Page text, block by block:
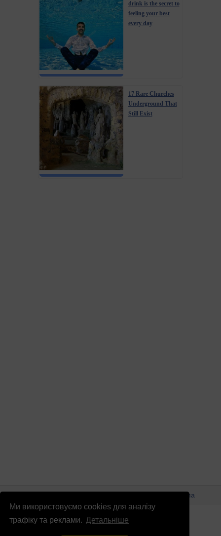
Ми використовуємо cookies для аналізу
трафіку та реклами. Детальніше
drink is the secret to
feeling your best
every day
17 Rare Churches
Underground That
Still Exist
© Патріоти України 2026 Правова інформація
Реклама
info@patrioty.org.ua